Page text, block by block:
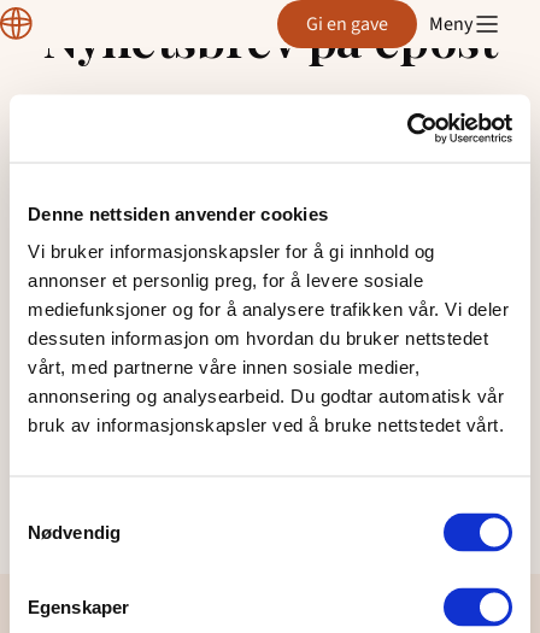
Denne nettsiden anvender cookies
Vi bruker informasjonskapsler for å gi innhold og
annonser et personlig preg, for å levere sosiale
mediefunksjoner og for å analysere trafikken vår. Vi deler
dessuten informasjon om hvordan du bruker nettstedet
vårt, med partnerne våre innen sosiale medier,
annonsering og analysearbeid. Du godtar automatisk vår
bruk av informasjonskapsler ved å bruke nettstedet vårt.
Nødvendig
Egenskaper
Hopp
Normisjon
Hordaland
Gi en gave Meny
Nyhetsbrev på epost
Fyll ut skjemaet for å melde deg på
Hordaland
Din epost:
Mobil:
Fornavn: